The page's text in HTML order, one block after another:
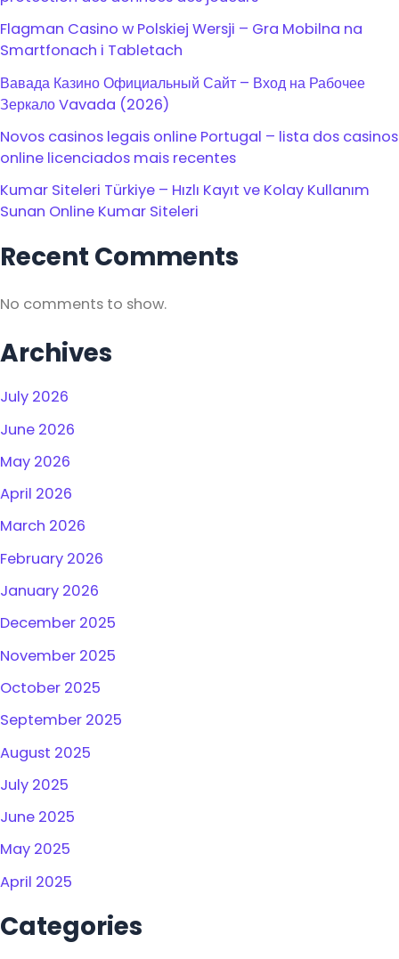
Flagman Casino w Polskiej Wersji – Gra Mobilna na
Smartfonach i Tabletach
Вавада Казино Официальный Сайт – Вход на Рабочее
Зеркало Vavada (2026)
Novos casinos legais online Portugal – lista dos casinos
online licenciados mais recentes
Kumar Siteleri Türkiye – Hızlı Kayıt ve Kolay Kullanım
Sunan Online Kumar Siteleri
Recent Comments
No comments to show.
Archives
July 2026
June 2026
May 2026
April 2026
March 2026
February 2026
January 2026
December 2025
November 2025
October 2025
September 2025
August 2025
July 2025
June 2025
May 2025
April 2025
Categories